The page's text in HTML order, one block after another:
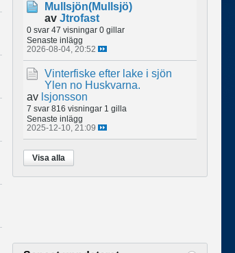
Mullsjön(Mullsjö)
av Jtrofast
0 svar 47 visningar 0 gillar
Senaste inlägg
2026-08-04, 20:52
Vinterfiske efter lake i sjön
Ylen no Huskvarna.
av lsjonsson
7 svar 816 visningar 1 gilla
Senaste inlägg
2025-12-10, 21:09
Visa alla